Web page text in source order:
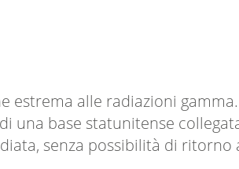
estrema alle radiazioni
una base statunitense
senza possibilità di ritorno